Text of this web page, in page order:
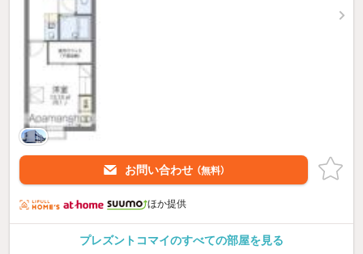
お問い合わせ （無料）
ほか提供
プレズントコマイのすべての部屋を見る